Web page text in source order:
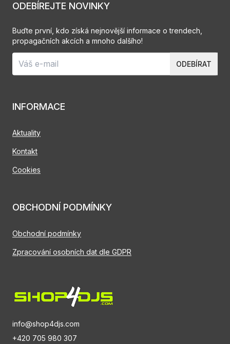
info@shop4djs.com
+420 705 980 307
INFORMACE
Aktuality
Kontakt
Cookies
OBCHODNÍ PODMÍNKY
Obchodní podmínky
Zpracování osobních dat dle GDPR
ODEBÍREJTE NOVINKY
Buďte první, kdo získá nejnovější informace o trendech,
propagačních akcích a mnoho dalšího!
ODEBÍRAT